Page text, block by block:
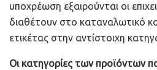
υποχρέωση εξαιρούνται οι
διαθέτουν στο καταναλωτικό
ετικέτας στην αντίστοιχη
Οι κατηγορίες των προϊόντων